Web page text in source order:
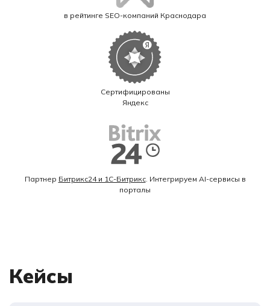
в рейтинге SEO-компаний Краснодара
Сертифицированы
Яндекс
Партнер Битрикс24 и 1С-Битрикс. Интегрируем AI-сервисы в
порталы
Кейсы